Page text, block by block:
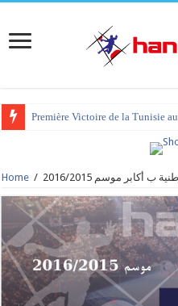
Première Victoire de la Tunisie
Home / ب أكابر موسم 2016/2015